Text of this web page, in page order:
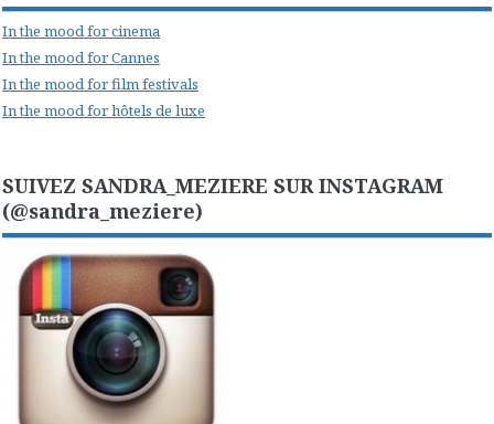
In the mood for cinema
In the mood for Cannes
In the mood for film festivals
In the mood for hôtels de luxe
SUIVEZ SANDRA_MEZIERE SUR INSTAGRAM
(@sandra_meziere)